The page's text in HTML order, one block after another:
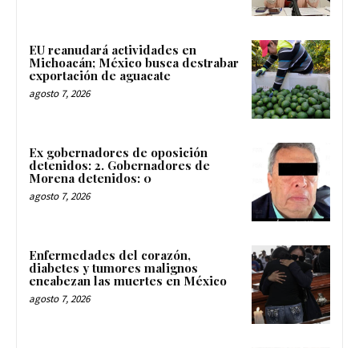
EU reanudará actividades en
Michoacán; México busca destrabar
exportación de aguacate
agosto 7, 2026
Ex gobernadores de oposición
detenidos: 2. Gobernadores de
Morena detenidos: 0
agosto 7, 2026
Enfermedades del corazón,
diabetes y tumores malignos
encabezan las muertes en México
agosto 7, 2026